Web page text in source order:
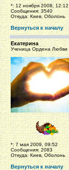
*: 12 ноября 2008, 12:12
Сообщения: 3540
Откуда: Киев, Оболонь
Вернуться к началу
Екатерина
Ученица Ордена Любви
*: 7 мая 2009, 09:52
Сообщения: 2083
Откуда: Киев, Оболонь
Вернуться к началу